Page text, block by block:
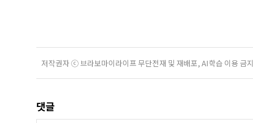
저작권자 ⓒ 브라보마이라이프 무단전재 및 재배포, AI학습 이용 금지
댓글